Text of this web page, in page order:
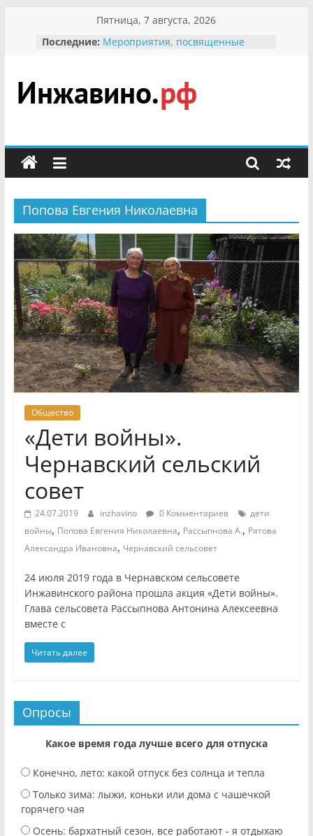
содержимому
Пятница, 7 августа, 2026
Последние: Мероприятия, посвященные
гражданин Инжавинского округа»
участнице Великой
Отечественной, фронтовичке
Безопасность в сети Интернет
мероприятии «Сохраним
первоцветы!»
В вольере Воронинского
заповедника родились крапчатые
суслики
Инжавино.рф
сельский
портал
Попова Евгения Николаевна
Общество
«Дети войны».
Чернавский сельский
совет
24.07.2019 inzhavino 0 Комментариев
дети
войны, Попова Евгения Николаевна, Рассыпнова А., Рятова
Александра Ивановна, Чернавский сельсовет
24 июля 2019 года в Чернавском сельсовете
Инжавинского района прошла акция «Дети войны».
Глава сельсовета Рассыпнова Антонина Алексеевна
вместе с
Читать далее
Опросы
Какое время года лучше всего для отпуска
Конечно, лето: какой отпуск без солнца и тепла
Только зима: лыжи, коньки или дома с чашечкой
горячего чая
Осень: бархатный сезон, все работают - я отдыхаю